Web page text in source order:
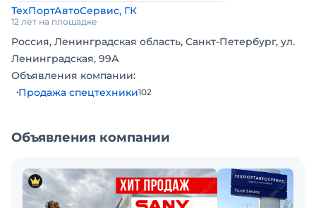
ТехПортАвтоСервис, ГК
12 лет на площадке
Россия, Ленинградская область, Санкт-Петербург, ул.
Ленинградская, 99А
Объявления компании:
Продажа спецтехники102
Объявления компании